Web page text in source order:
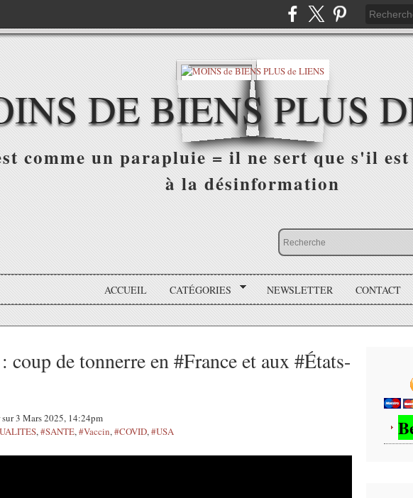
DE BIENS PLUS
comme un parapluie = il ne sert que s'il
à la désinformation
ACCUEIL CATÉGORIES NEWSLETTER CONTACT
coup de tonnerre en #France et aux #États-
3 Mars 2025, 14:24pm
,#SANTE,#Vaccin,#COVID,#USA